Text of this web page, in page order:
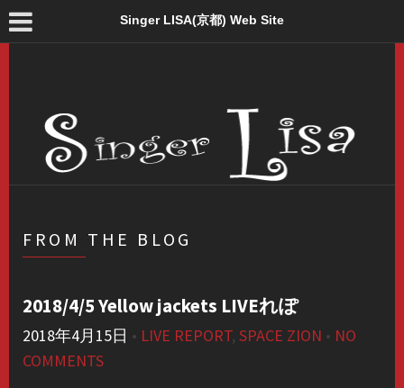
Singer LISA(京都) Web Site
FROM THE BLOG
2018/4/5 Yellow jackets LIVEれぽ
2018年4月15日 • LIVE REPORT, SPACE ZION • NO
COMMENTS